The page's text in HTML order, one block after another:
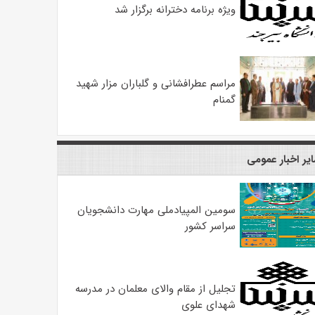
ویژه برنامه دخترانه برگزار شد
مراسم عطرافشانی و گلباران مزار شهید
گمنام
اخبار عمومی
سومین المپیادملی مهارت دانشجویان
سراسر کشور
تجلیل از مقام والای معلمان در مدرسه
شهدای علوی